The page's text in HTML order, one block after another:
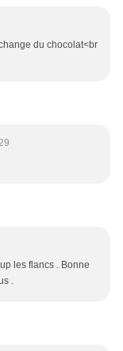
du chocolat<br
les flancs . Bonne
.